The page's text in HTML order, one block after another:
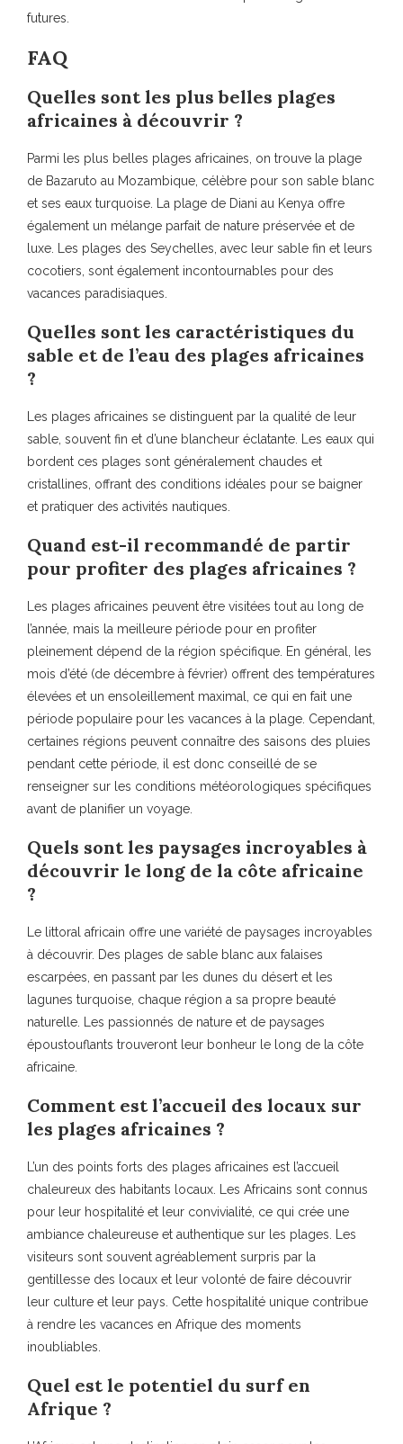
futures.
FAQ
Quelles sont les plus belles plages
africaines à découvrir ?
Parmi les plus belles plages africaines, on trouve la plage
de Bazaruto au Mozambique, célèbre pour son sable blanc
et ses eaux turquoise. La plage de Diani au Kenya offre
également un mélange parfait de nature préservée et de
luxe. Les plages des Seychelles, avec leur sable fin et leurs
cocotiers, sont également incontournables pour des
vacances paradisiaques.
Quelles sont les caractéristiques du
sable et de l’eau des plages africaines
?
Les plages africaines se distinguent par la qualité de leur
sable, souvent fin et d’une blancheur éclatante. Les eaux qui
bordent ces plages sont généralement chaudes et
cristallines, offrant des conditions idéales pour se baigner
et pratiquer des activités nautiques.
Quand est-il recommandé de partir
pour profiter des plages africaines ?
Les plages africaines peuvent être visitées tout au long de
l’année, mais la meilleure période pour en profiter
pleinement dépend de la région spécifique. En général, les
mois d’été (de décembre à février) offrent des températures
élevées et un ensoleillement maximal, ce qui en fait une
période populaire pour les vacances à la plage. Cependant,
certaines régions peuvent connaître des saisons des pluies
pendant cette période, il est donc conseillé de se
renseigner sur les conditions météorologiques spécifiques
avant de planifier un voyage.
Quels sont les paysages incroyables à
découvrir le long de la côte africaine
?
Le littoral africain offre une variété de paysages incroyables
à découvrir. Des plages de sable blanc aux falaises
escarpées, en passant par les dunes du désert et les
lagunes turquoise, chaque région a sa propre beauté
naturelle. Les passionnés de nature et de paysages
époustouflants trouveront leur bonheur le long de la côte
africaine.
Comment est l’accueil des locaux sur
les plages africaines ?
L’un des points forts des plages africaines est l’accueil
chaleureux des habitants locaux. Les Africains sont connus
pour leur hospitalité et leur convivialité, ce qui crée une
ambiance chaleureuse et authentique sur les plages. Les
visiteurs sont souvent agréablement surpris par la
gentillesse des locaux et leur volonté de faire découvrir
leur culture et leur pays. Cette hospitalité unique contribue
à rendre les vacances en Afrique des moments
inoubliables.
Quel est le potentiel du surf en
Afrique ?